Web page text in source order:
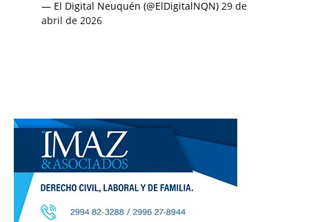
— El Digital Neuquén (@ElDigitalNQN) 29 de
abril de 2026